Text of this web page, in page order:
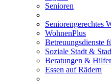
Senioren
Seniorengerechtes
WohnenPlus
Betreuungsdienste
Soziale Stadt &
Beratungen &
Essen auf Rädern